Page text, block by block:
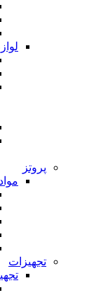
پروتز
تجهیزات